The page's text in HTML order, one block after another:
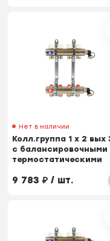
Нет в наличии
Колл.группа 1 х 2 вых
с балансировочными
термостатическими
9 783₽ / шт.